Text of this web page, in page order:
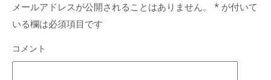
メールアドレスが公開されることはありません。 *が付いて
いる欄は必須項目です
コメント